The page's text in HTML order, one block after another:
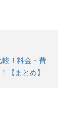
較！料金・費
【まとめ】